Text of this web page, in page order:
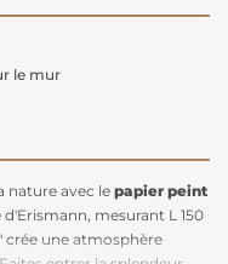
le mur
nature avec lepapier peint
mesurant L 150
crée une atmosphère